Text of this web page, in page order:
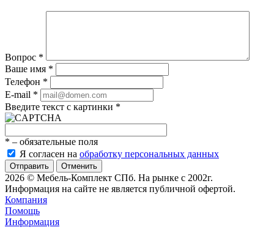
Вопрос *
Ваше имя *
Телефон *
E-mail *
Введите текст с картинки *
* – обязательные поля
Я согласен на обработку персональных данных
Отменить
2026 © Мебель-Комплект СПб. На рынке с 2002г.
Информация на сайте не является публичной офертой.
Компания
Помощь
Информация